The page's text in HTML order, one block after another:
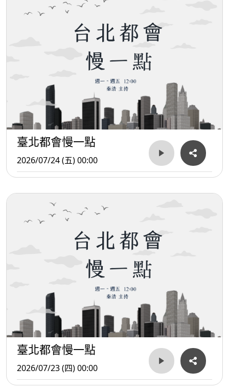
臺北都會慢一點
2026/07/24 (五) 00:00
臺北都會慢一點
2026/07/23 (四) 00:00